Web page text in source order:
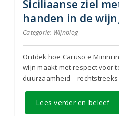
Siciliaanse ziel
handen in de
Categorie: Wijnblog
Ontdek hoe Caruso e Minini
wijn maakt met respect voor
duurzaamheid –
Lees verder en beleef